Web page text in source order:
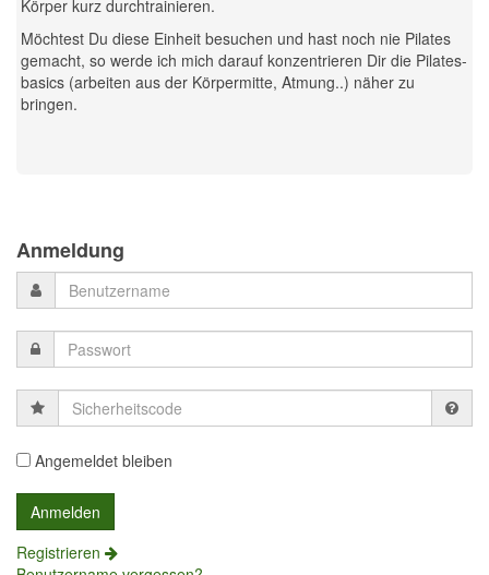
Körper kurz durchtrainieren.
Möchtest Du diese Einheit besuchen und hast noch nie Pilates
gemacht, so werde ich mich darauf konzentrieren Dir die Pilates-
basics (arbeiten aus der Körpermitte, Atmung..) näher zu
bringen.
Anmeldung
Sicherheitscode
Angemeldet bleiben
Registrieren